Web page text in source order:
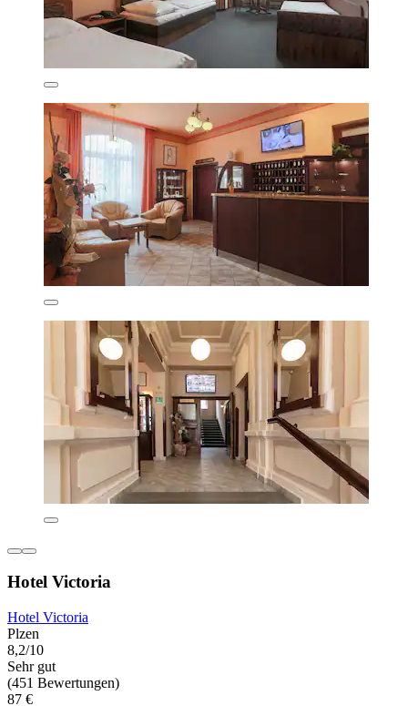
Hotel Victoria
Hotel Victoria
Plzen
8,2/10
Sehr gut
(451 Bewertungen)
87 €